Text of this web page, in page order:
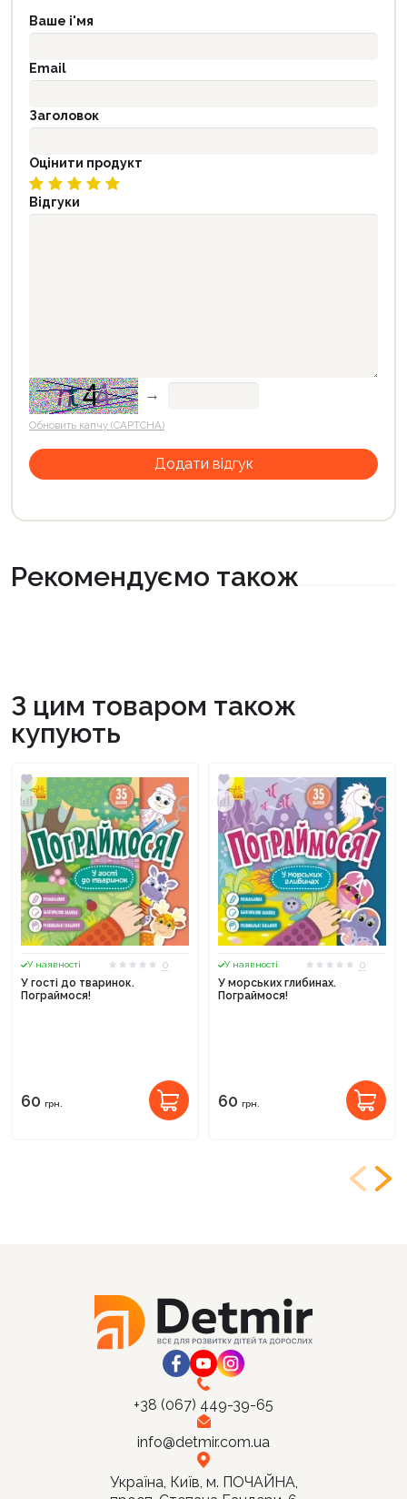
Ваше і'мя
Email
Заголовок
Оцінити продукт
Відгуки
→
Обновить капчу (CAPTCHA)
Рекомендуємо також
З цим товаром також
купують
У наявності
0
У гості до тваринок.
Пограймося!
60 грн.
У наявності
0
У морських глибинах.
Пограймося!
60 грн.
+38 (067) 449-39-65
info@detmir.com.ua
Україна, Київ, м. ПОЧАЙНА,